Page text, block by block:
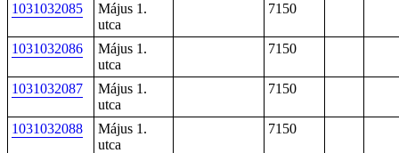
1031032085
Május 1.
utca
7150
1031032086
Május 1.
utca
7150
1031032087
Május 1.
utca
7150
1031032088
Május 1.
utca
7150